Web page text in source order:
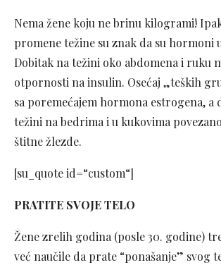
Nema žene koju ne brinu kilogrami!
promene težine su znak da su hormoni
Dobitak na težini oko abdomena i ruku
otpornosti na insulin. Osećaj „teških
sa poremećajem hormona estrogena, a
težini na bedrima i u kukovima
štitne žlezde.
[su_quote id=“custom“]
PRATITE SVOJE TELO
Žene zrelih godina (posle 30. godine)
već naučile da prate “ponašanje” svog